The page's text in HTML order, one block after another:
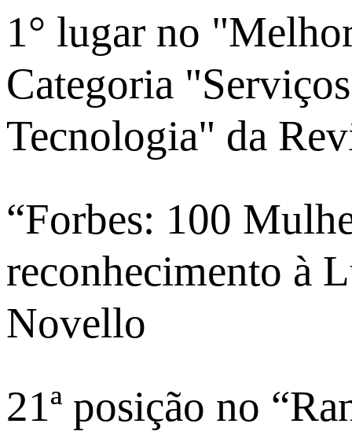
1° lugar no
Categoria
Tecnologia" da
“Forbes: 100
reconhecimento à
Novello
21ª posição no